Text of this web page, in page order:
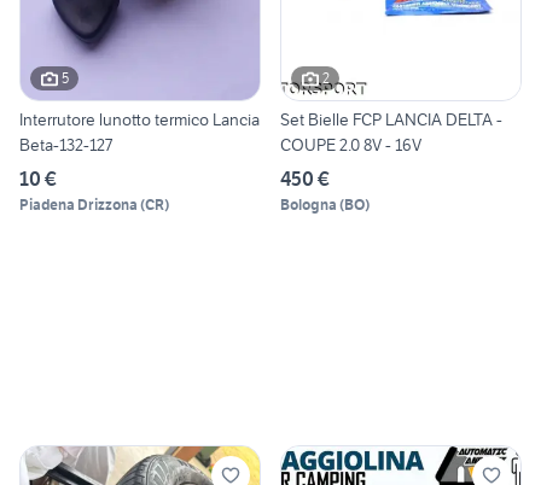
5
Interrutore lunotto termico Lancia
Beta-132-127
10 €
Piadena Drizzona (CR)
2
Set Bielle FCP LANCIA DELTA -
COUPE 2.0 8V - 16V
450 €
Bologna (BO)